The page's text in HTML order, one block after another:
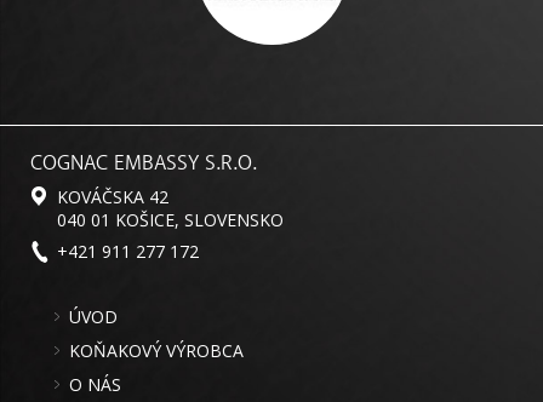
COGNAC EMBASSY S.R.O.
KOVÁČSKA 42
040 01 KOŠICE, SLOVENSKO
+421 911 277 172
ÚVOD
KOŇAKOVÝ VÝROBCA
O NÁS